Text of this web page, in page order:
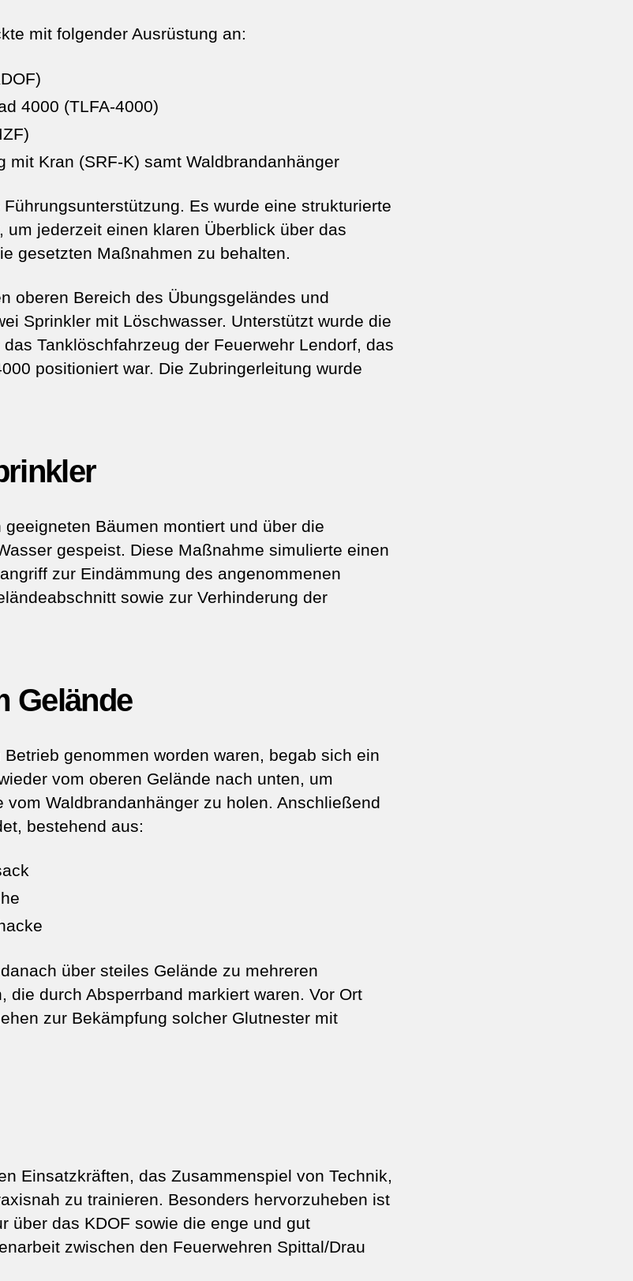
mit folgender Ausrüstung an:
4000 (TLFA-4000)
mit Kran (SRF-K) samt Waldbrandanhänger
Es wurde eine strukturierte
um jederzeit einen klaren Überblick über das
gesetzten Maßnahmen zu behalten.
oberen Bereich des Übungsgeländes und
Sprinkler mit Löschwasser. Unterstützt wurde die
Tanklöschfahrzeug der Feuerwehr Lendorf, das
positioniert war. Die Zubringerleitung wurde
Bäumen montiert und über die
gespeist. Diese Maßnahme simulierte einen
zur Eindämmung des angenommenen
sowie zur Verhinderung der
Gelände
genommen worden waren, begab sich ein
vom oberen Gelände nach unten, um
vom Waldbrandanhänger zu holen. Anschließend
bestehend aus:
über steiles Gelände zu mehreren
die durch Absperrband markiert waren. Vor Ort
zur Bekämpfung solcher Glutnester mit
Einsatzkräften, das Zusammenspiel von Technik,
zu trainieren. Besonders hervorzuheben ist
über das KDOF sowie die enge und gut
zwischen den Feuerwehren Spittal/Drau